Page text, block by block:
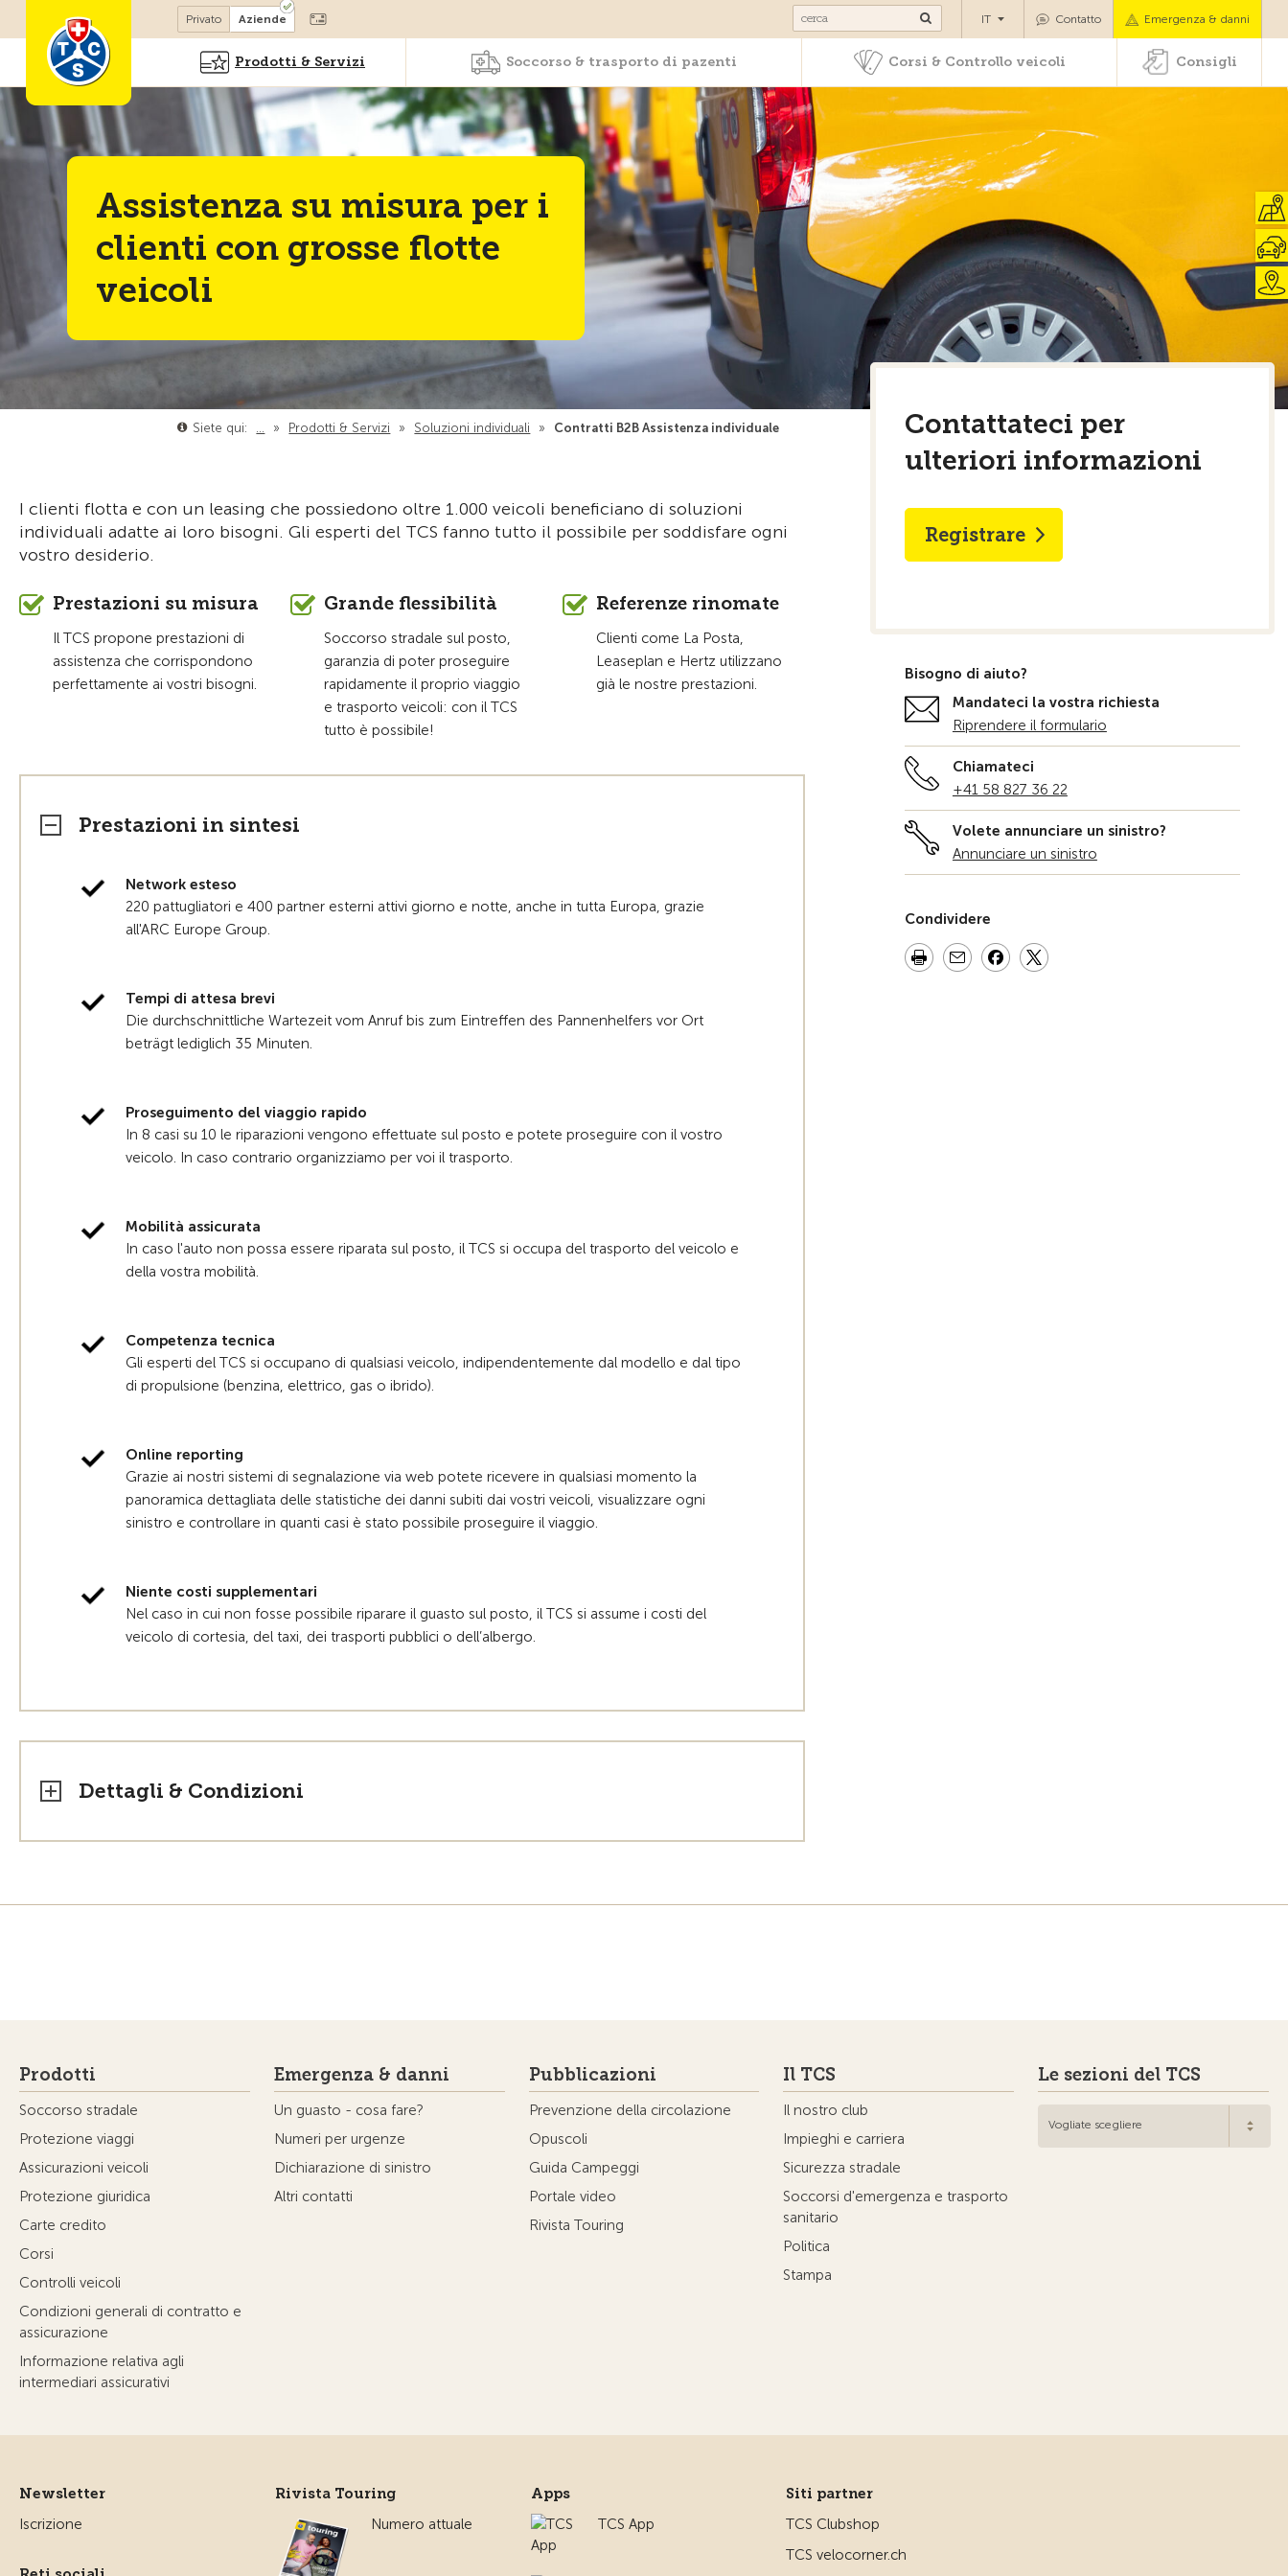
Diventare socio Soccorso & trasporto di pazenti Corsi & Controllo veicoli Consigli
Privato Aziende Contatto Emergenza & danni
IT
Prodotti & Servizi Soccorso & trasporto di pazenti Corsi & Controllo veicoli Consigli
Assistenza su misura per i
clienti con grosse flotte
veicoli
Siete qui: … » Prodotti & Servizi » Soluzioni individuali » Contratti B2B Assistenza individuale
I clienti flotta e con un leasing che possiedono oltre 1.000 veicoli beneficiano di soluzioni
individuali adatte ai loro bisogni. Gli esperti del TCS fanno tutto il possibile per soddisfare ogni
vostro desiderio.
Prestazioni su misura
Il TCS propone prestazioni di
assistenza che corrispondono
perfettamente ai vostri bisogni.
Grande flessibilità
Soccorso stradale sul posto,
garanzia di poter proseguire
rapidamente il proprio viaggio
e trasporto veicoli: con il TCS
tutto è possibile!
Referenze rinomate
Clienti come La Posta,
Leaseplan e Hertz utilizzano
già le nostre prestazioni.
Prestazioni in sintesi
Network esteso
220 pattugliatori e 400 partner esterni attivi giorno e notte, anche in tutta Europa, grazie
all'ARC Europe Group.
Tempi di attesa brevi
Die durchschnittliche Wartezeit vom Anruf bis zum Eintreffen des Pannenhelfers vor Ort
beträgt lediglich 35 Minuten.
Proseguimento del viaggio rapido
In 8 casi su 10 le riparazioni vengono effettuate sul posto e potete proseguire con il vostro
veicolo. In caso contrario organizziamo per voi il trasporto.
Mobilità assicurata
In caso l'auto non possa essere riparata sul posto, il TCS si occupa del trasporto del veicolo e
della vostra mobilità.
Competenza tecnica
Gli esperti del TCS si occupano di qualsiasi veicolo, indipendentemente dal modello e dal tipo
di propulsione (benzina, elettrico, gas o ibrido).
Online reporting
Grazie ai nostri sistemi di segnalazione via web potete ricevere in qualsiasi momento la
panoramica dettagliata delle statistiche dei danni subiti dai vostri veicoli, visualizzare ogni
sinistro e controllare in quanti casi è stato possibile proseguire il viaggio.
Niente costi supplementari
Nel caso in cui non fosse possibile riparare il guasto sul posto, il TCS si assume i costi del
veicolo di cortesia, del taxi, dei trasporti pubblici o dell’albergo.
Dettagli & Condizioni
Contattateci per
ulteriori informazioni
Registrare
Bisogno di aiuto?
Mandateci la vostra richiesta
Riprendere il formulario
Chiamateci
+41 58 827 36 22
Volete annunciare un sinistro?
Annunciare un sinistro
Condividere
Prodotti
Soccorso stradale
Protezione viaggi
Assicurazioni veicoli
Protezione giuridica
Carte credito
Corsi
Controlli veicoli
Condizioni generali di contratto e
assicurazione
Informazione relativa agli
intermediari assicurativi
Emergenza & danni
Un guasto - cosa fare?
Numeri per urgenze
Dichiarazione di sinistro
Altri contatti
Pubblicazioni
Prevenzione della circolazione
Opuscoli
Guida Campeggi
Portale video
Rivista Touring
Il TCS
Il nostro club
Impieghi e carriera
Sicurezza stradale
Soccorsi d'emergenza e trasporto
sanitario
Politica
Stampa
Le sezioni del TCS
Vogliate scegliere
Newsletter
Iscrizione
Rivista Touring
Numero attuale
Apps
TCS App
Siti partner
TCS Clubshop
TCS velocorner.ch